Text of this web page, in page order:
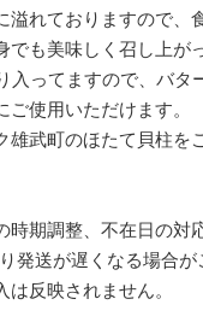
溢れておりますので、
でも美味しく召し上が
入ってますので、バタ
使用いただけます。
雄武町のほたて貝柱を
時期調整、不在日の対
発送が遅くなる場合が
反映されません。